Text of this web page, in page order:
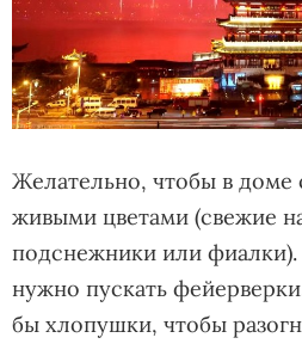
Желательно, чтобы в доме
живыми цветами (свежие
подснежники или фиалки).
нужно пускать
бы хлопушки, чтобы